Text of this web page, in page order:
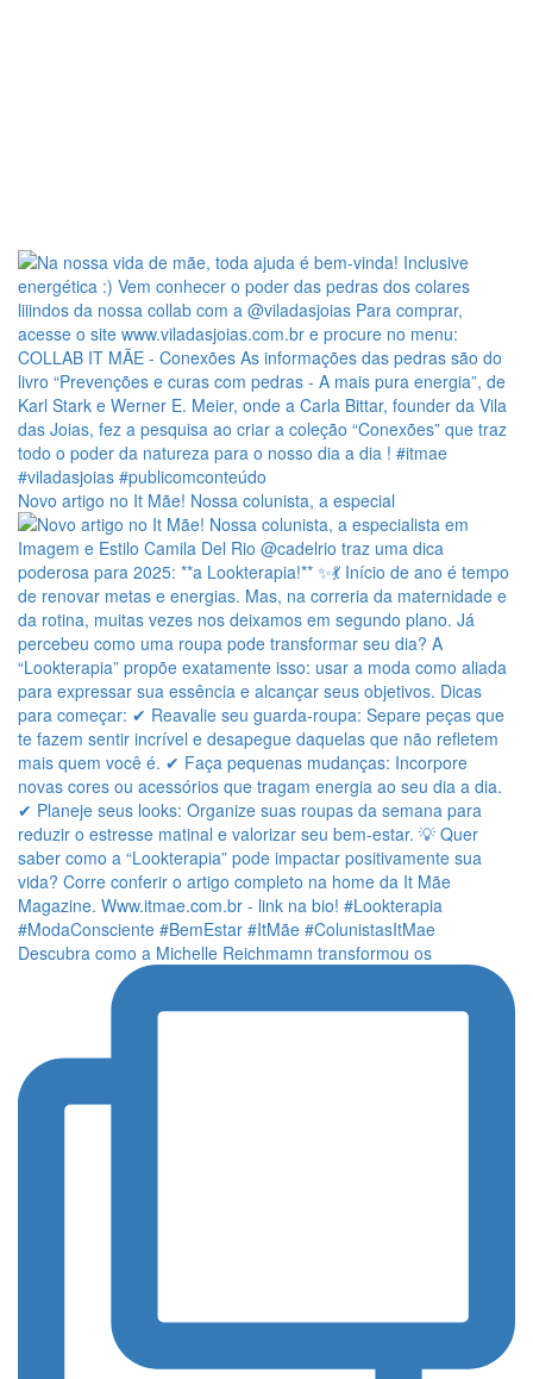
Novo artigo no It Mãe! Nossa colunista, a especial
Descubra como a Michelle Reichmamn transformou os